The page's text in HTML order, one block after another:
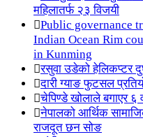
महिलातर्फ २३ विजयी
Public governance
Indian Ocean Rim
in Kunming
रसुवा उडेको हेलिकप्टर
दारी ग्याङ फुटसल
चेपिण्डे खोलाले बगाएर ६
नेपालको आर्थिक
राजदूत छन सोङ